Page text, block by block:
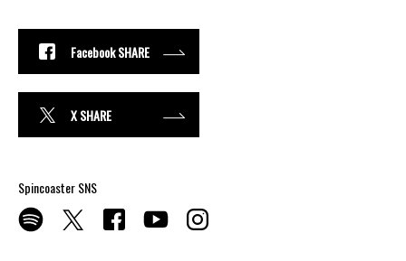
Facebook SHARE
X SHARE
Spincoaster SNS